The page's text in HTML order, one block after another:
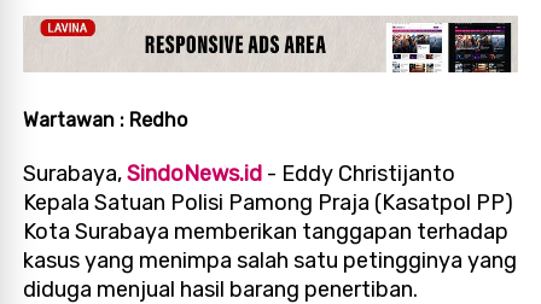
Wartawan : Redho
Surabaya,SindoNews.id - Eddy Christijanto
Kepala Satuan Polisi Pamong Praja (Kasatpol PP)
Kota Surabaya memberikan tanggapan terhadap
kasus yang menimpa salah satu petingginya yang
diduga menjual hasil barang penertiban.